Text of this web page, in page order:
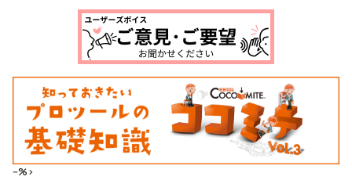
--%>